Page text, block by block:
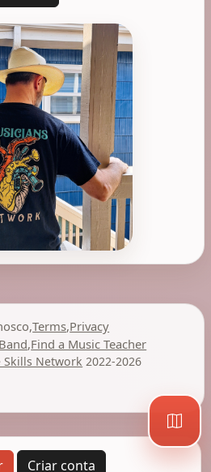
,Terms,Privacy
,Find a Music Teacher
Skills Network 2022-2026
Criar conta